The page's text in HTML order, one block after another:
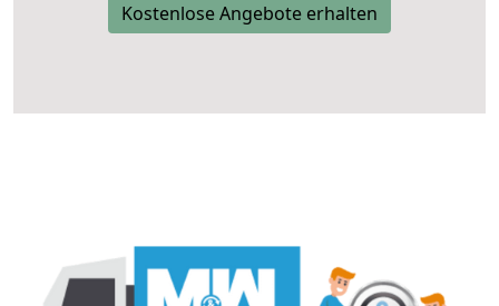
Kostenlose Angebote erhalten